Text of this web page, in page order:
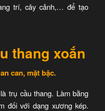
trí, cây cảnh,… để tạo
thang xoắn
can, mặt bậc.
trụ cầu thang. Làm bằng
đối với dạng xương kép.